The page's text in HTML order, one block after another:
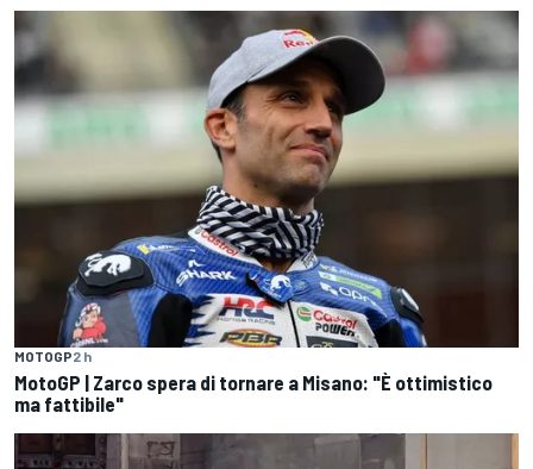
MOTOGP2 h
MotoGP | Zarco spera di tornare a Misano: "È ottimistico
ma fattibile"